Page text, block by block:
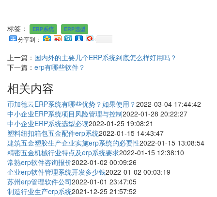
标签： ERP系统 ERP选型
分享到：
上一篇： 国内外的主要几个ERP系统到底怎么样好用吗？
下一篇： erp有哪些软件？
相关内容
币加德云ERP系统有哪些优势？如果使用？2022-03-04 17:44:42
中小企业ERP系统项目风险管理与控制2022-01-28 20:22:27
中小企业ERP系统选型必读2022-01-25 19:08:21
塑料纽扣箱包五金配件erp系统2022-01-15 14:43:47
建筑五金塑胶生产企业实施erp系统的必要性2022-01-15 13:08:54
精密五金机械行业特点及erp系统要求2022-01-15 12:38:10
常熟erp软件咨询报价2022-01-02 00:09:26
企业erp软件管理系统开发多少钱2022-01-02 00:03:19
苏州erp管理软件公司2022-01-01 23:47:05
制造行业生产erp系统2021-12-25 21:57:52